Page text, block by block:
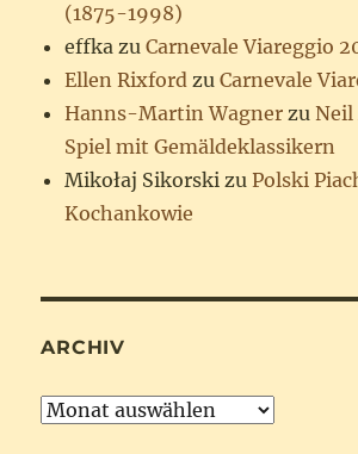
(1875-1998)
effka zuCarnevale Viareggio
Ellen Rixford zuCarnevale
Hanns-Martin Wagner zuNeil
Spiel mit Gemäldeklassikern
Mikołaj Sikorski zuPolski
Kochankowie
ARCHIV
Archiv